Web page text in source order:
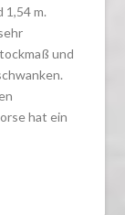
1,54 m.
und
hat ein